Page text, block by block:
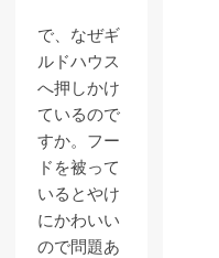
で、なぜギ
ルドハウス
へ押しかけ
ているので
すか。フー
ドを被って
いるとやけ
にかわいい
ので問題あ